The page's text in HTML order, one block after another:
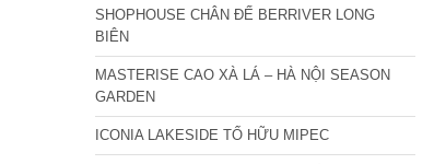
SHOPHOUSE CHÂN ĐẾ BERRIVER LONG
BIÊN
MASTERISE CAO XÀ LÁ – HÀ NỘI SEASON
GARDEN
ICONIA LAKESIDE TỐ HỮU MIPEC